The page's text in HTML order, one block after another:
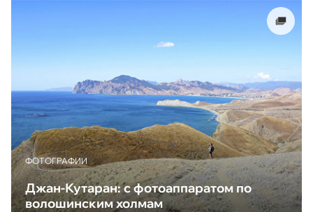
ФОТОГРАФИИ
Джан-Кутаран: с фотоаппаратом по
волошинским холмам